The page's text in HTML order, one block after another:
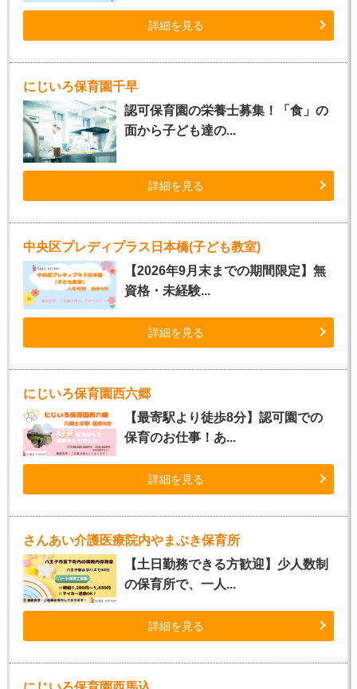
詳細を見る
にじいろ保育園千早
認可保育園の栄養士募集！「食」の
面から子ども達の...
詳細を見る
中央区プレディプラス日本橋(子ども教室)
【2026年9月末までの期間限定】無
資格・未経験...
詳細を見る
にじいろ保育園西六郷
【最寄駅より徒歩8分】認可園での
保育のお仕事！あ...
詳細を見る
さんあい介護医療院内やまぶき保育所
【土日勤務できる方歓迎】少人数制
の保育所で、一人...
詳細を見る